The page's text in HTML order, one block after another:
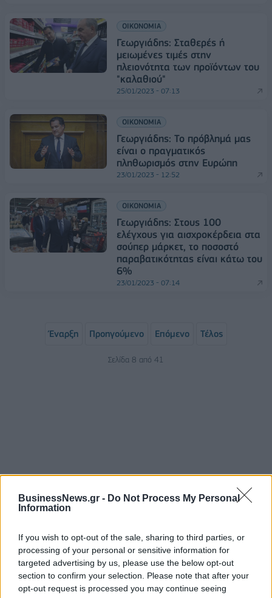
BusinessNews.gr - Do Not Process My Personal
Information
If you wish to opt-out of the sale, sharing to third parties, or
processing of your personal or sensitive information for
targeted advertising by us, please use the below opt-out
section to confirm your selection. Please note that after your
opt-out request is processed you may continue seeing
ΟΙΚΟΝΟΜΙΑ
Γεωργιάδης: Σταθερές ή
μειωμένες τιμές στην
πλειονότητα των προϊόντων του
"καλαθιού"
25/01/2023 - 07:13
ΟΙΚΟΝΟΜΙΑ
Γεωργιάδης: Το πρόβλημά μας
είναι ο πραγματικός
πληθωρισμός στην Ευρώπη
23/01/2023 - 12:52
ΟΙΚΟΝΟΜΙΑ
Γεωργιάδης: Στους 100
ελέγχους για αισχροκέρδεια στα
σούπερ μάρκετ, το ποσοστό
παραβατικότητας είναι κάτω του
6%
23/01/2023 - 07:14
Έναρξη Προηγούμενο Επόμενο Τέλος
Σελίδα 8 από 41
ΡΟΗ ΕΙΔΗΣΕΩΝ
Χρηματιστήριο: Πτώση κατά 0,59%, στα 320,42
εκατ. ευρώ ο τζίρος
06/08/2026 - 18:10 ΟΙΚΟΝΟΜΙΑ